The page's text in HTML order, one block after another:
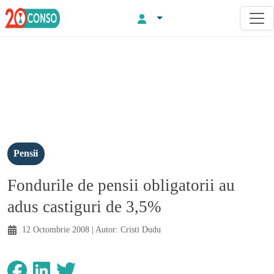
Pensii
Fondurile de pensii obligatorii au
adus castiguri de 3,5%
12 Octombrie 2008 | Autor: Cristi Dudu